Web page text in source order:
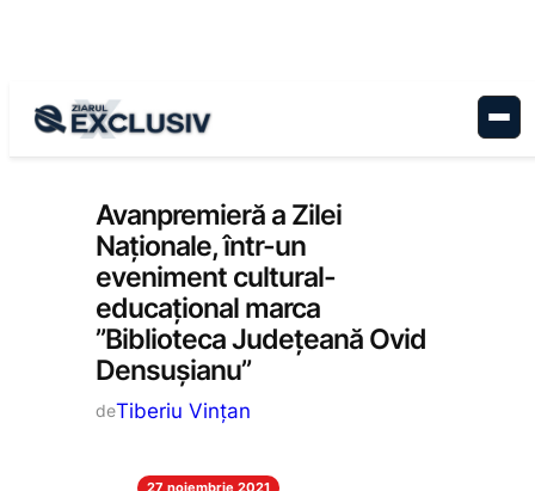
Educație, Stiri la zi
Avanpremieră a Zilei
Naționale, într-un
eveniment cultural-
educațional marca
”Biblioteca Județeană Ovid
Densușianu”
deTiberiu Vințan
27 noiembrie 2021